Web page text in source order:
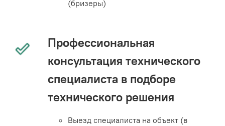
(бризеры)
Профессиональная
консультация технического
специалиста в подборе
технического решения
Выезд специалиста на объект (в